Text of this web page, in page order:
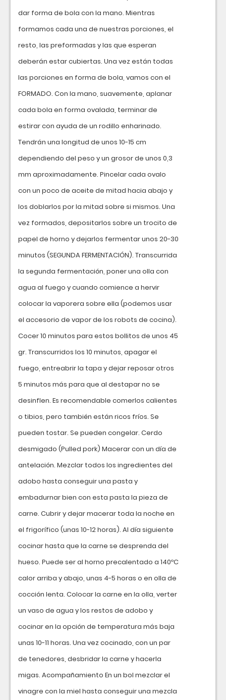
dar forma de bola con la mano. Mientras
formamos cada una de nuestras porciones, el
resto, las preformadas y las que esperan
deberán estar cubiertas. Una vez están todas
las porciones en forma de bola, vamos con el
FORMADO. Con la mano, suavemente, aplanar
cada bola en forma ovalada, terminar de
estirar con ayuda de un rodillo enharinado.
Tendrán una longitud de unos 10-15 cm
dependiendo del peso y un grosor de unos 0,3
mm aproximadamente. Pincelar cada ovalo
con un poco de aceite de mitad hacia abajo y
los doblarlos por la mitad sobre si mismos. Una
vez formados, depositarlos sobre un trocito de
papel de horno y dejarlos fermentar unos 20-30
minutos (SEGUNDA FERMENTACIÓN). Transcurrida
la segunda fermentación, poner una olla con
agua al fuego y cuando comience a hervir
colocar la vaporera sobre ella (podemos usar
el accesorio de vapor de los robots de cocina).
Cocer 10 minutos para estos bollitos de unos 45
gr. Transcurridos los 10 minutos, apagar el
fuego, entreabrir la tapa y dejar reposar otros
5 minutos más para que al destapar no se
desinflen. Es recomendable comerlos calientes
o tibios, pero también están ricos fríos. Se
pueden tostar. Se pueden congelar. Cerdo
desmigado (Pulled pork) Macerar con un día de
antelación. Mezclar todos los ingredientes del
adobo hasta conseguir una pasta y
embadurnar bien con esta pasta la pieza de
carne. Cubrir y dejar macerar toda la noche en
el frigorífico (unas 10-12 horas). Al día siguiente
cocinar hasta que la carne se desprenda del
hueso. Puede ser al horno precalentado a 140ºC
calor arriba y abajo, unas 4-5 horas o en olla de
cocción lenta. Colocar la carne en la olla, verter
un vaso de agua y los restos de adobo y
cocinar en la opción de temperatura más baja
unas 10-11 horas. Una vez cocinado, con un par
de tenedores, desbridar la carne y hacerla
migas. Acompañamiento En un bol mezclar el
vinagre con la miel hasta conseguir una mezcla